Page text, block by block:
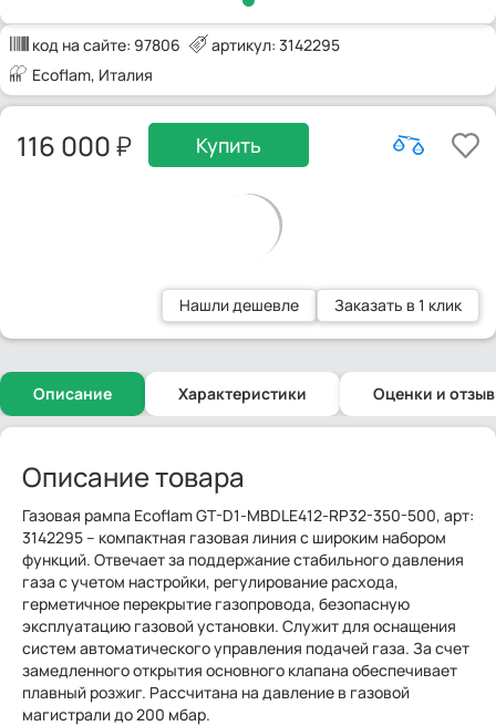
код на сайте: 97806
артикул: 3142295
Ecoflam, Италия
116 000 Купить
Нашли дешевле Заказать в 1 клик
Описание Характеристики Оценки и
Описание товара
Газовая рампа Ecoflam GT-D1-MBDLE412-RP32-350-500, арт:
3142295 – компактная газовая линия с широким набором
функций. Отвечает за поддержание стабильного давления
газа с учетом настройки, регулирование расхода,
герметичное перекрытие газопровода, безопасную
эксплуатацию газовой установки. Служит для оснащения
систем автоматического управления подачей газа. За счет
замедленного открытия основного клапана обеспечивает
плавный розжиг. Рассчитана на давление в газовой
магистрали до 200 мбар.